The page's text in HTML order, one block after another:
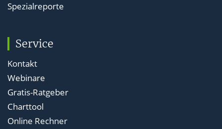
Spezialreporte
Service
Kontakt
Webinare
Gratis-Ratgeber
Charttool
Online Rechner